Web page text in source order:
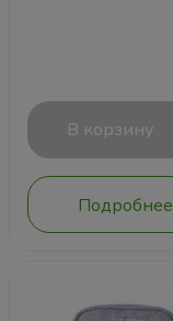
В корзину
Подробнее